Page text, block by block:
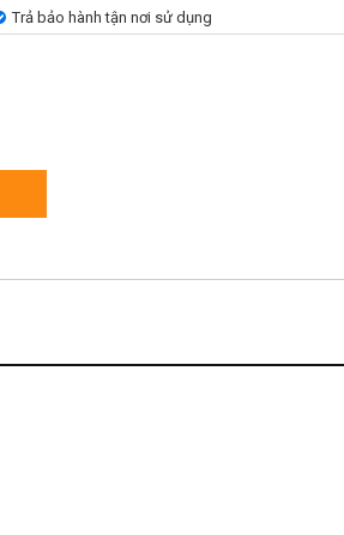
Trả bảo hành tận nơi sử dụng